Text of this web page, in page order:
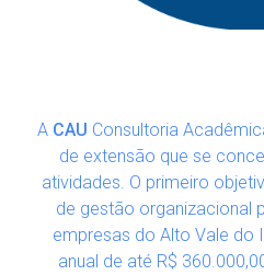
A CAU Consultoria
de extensão que se
atividades. O primeiro
de gestão organizacional
empresas do Alto Vale do
anual de até R$